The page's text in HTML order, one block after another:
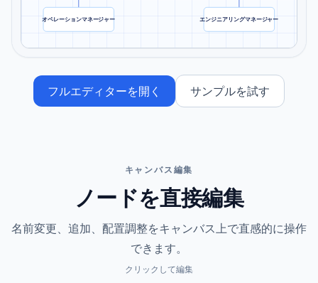
オペレーションマネージャー エンジニアリングマネージャー
フルエディターを開く サンプルを試す
キャンバス編集
ノードを直接編集
名前変更、追加、配置調整をキャンバス上で直感的に操作
できます。
クリックして編集